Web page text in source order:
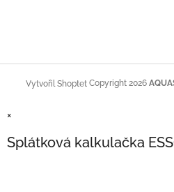
Vytvořil Shoptet Copyright 2026
×
Splátková kalkulačka